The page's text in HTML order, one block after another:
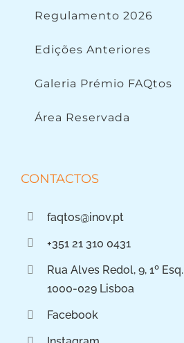
Regulamento 2026
Edições Anteriores
Galeria Prémio FAQtos
Área Reservada
CONTACTOS
faqtos@inov.pt
+351 21 310 0431
Rua Alves Redol, 9, 1º Esq.
1000-029 Lisboa
Facebook